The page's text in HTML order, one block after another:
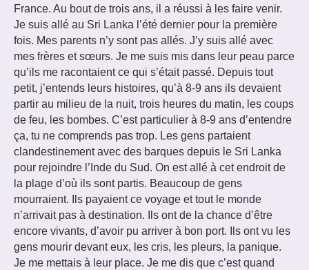
France. Au bout de trois ans, il a réussi à les faire venir.
Je suis allé au Sri Lanka l’été dernier pour la première
fois. Mes parents n’y sont pas allés. J’y suis allé avec
mes frères et sœurs. Je me suis mis dans leur peau parce
qu’ils me racontaient ce qui s’était passé. Depuis tout
petit, j’entends leurs histoires, qu’à 8-9 ans ils devaient
partir au milieu de la nuit, trois heures du matin, les coups
de feu, les bombes. C’est particulier à 8-9 ans d’entendre
ça, tu ne comprends pas trop. Les gens partaient
clandestinement avec des barques depuis le Sri Lanka
pour rejoindre l’Inde du Sud. On est allé à cet endroit de
la plage d’où ils sont partis. Beaucoup de gens
mourraient. Ils payaient ce voyage et tout le monde
n’arrivait pas à destination. Ils ont de la chance d’être
encore vivants, d’avoir pu arriver à bon port. Ils ont vu les
gens mourir devant eux, les cris, les pleurs, la panique.
Je me mettais à leur place. Je me dis que c’est quand